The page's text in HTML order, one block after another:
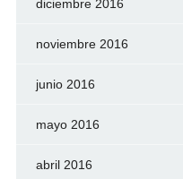
diciembre 2016
noviembre 2016
junio 2016
mayo 2016
abril 2016